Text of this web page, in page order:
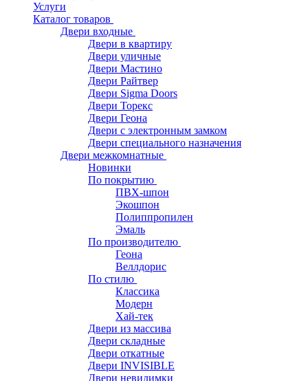
Услуги
Каталог товаров
Двери входные
Двери в квартиру
Двери уличные
Двери Мастино
Двери Райтвер
Двери Sigma Doors
Двери Торекс
Двери Геона
Двери с электронным замком
Двери специального назначения
Двери межкомнатные
Новинки
По покрытию
ПВХ-шпон
Экошпон
Полиппропилен
Эмаль
По производителю
Геона
Веллдорис
По стилю
Классика
Модерн
Хай-тек
Двери из массива
Двери складные
Двери откатные
Двери INVISIBLE
Двери невидимки